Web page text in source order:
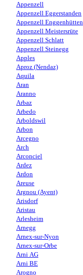
Appenzell
Appenzell Eggerstanden
Appenzell Enggenhütten
Appenzell Meistersrüte
Appenzell Schlatt
Appenzell Steinegg
Apples
Aproz (Nendaz)
Aquila
Aran
Aranno
Arbaz
Arbedo
Arboldswil
Arbon
Arcegno
Arch
Arconciel
Ardez
Ardon
Areuse
Argnou (Ayent)
Arisdorf
Aristau
Arlesheim
Arnegg
Arnex-sur-Nyon
Arnex-sur-Orbe
Arni AG
Arni BE
Arogno